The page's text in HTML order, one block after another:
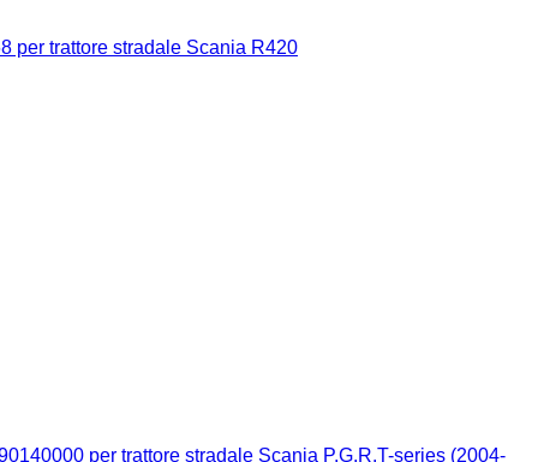
per trattore stradale Scania R420
per trattore stradale Scania P,G,R,T-series (2004-